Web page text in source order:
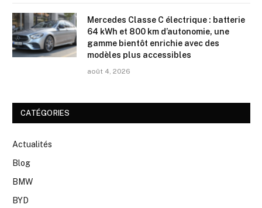
Mercedes Classe C électrique : batterie
64 kWh et 800 km d’autonomie, une
gamme bientôt enrichie avec des
modèles plus accessibles
août 4, 2026
CATÉGORIES
Actualités
Blog
BMW
BYD